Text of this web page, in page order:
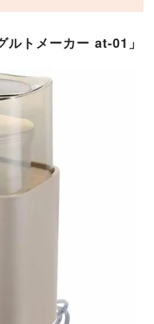
ルトメーカー at-01」